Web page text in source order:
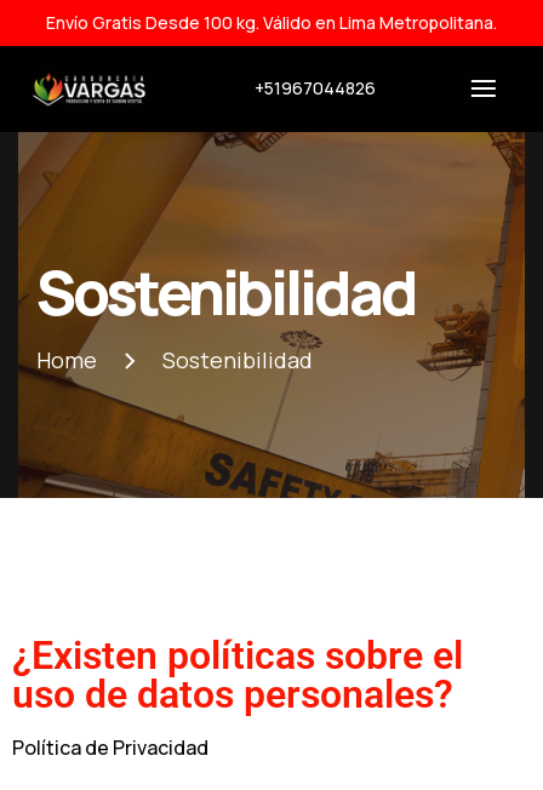
Envío Gratis Desde 100 kg. Válido en Lima Metropolitana.
+51967044826
Sostenibilidad
Home Sostenibilidad
¿Existen políticas sobre el
uso de datos personales?
Política de Privacidad